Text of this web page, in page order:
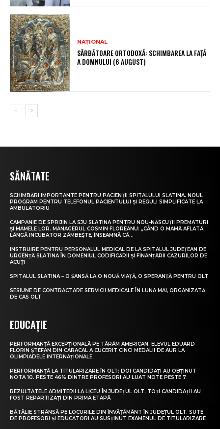
NAȚIONAL
SĂRBĂTOARE ORTODOXĂ: SCHIMBAREA LA FAȚĂ
A DOMNULUI (6 AUGUST)
SĂNĂTATE
SCHIMBĂRI IMPORTANTE PENTRU PACIENȚII SPITALULUI SLATINA. NOUL
PROGRAM PENTRU TELEFONUL PACIENTULUI ȘI REGULI SIMPLIFICATE LA
AMBULATORIU
CAMPANIE DE SPRIJIN LA SJU SLATINA PENTRU NOU-NĂSCUȚII PREMATURI
ȘI MAMELE LOR. MANAGERUL COSMIN FLOREANU: „CÂND O MAMĂ AFLATĂ
LÂNGĂ INCUBATOR ZÂMBEȘTE, ÎNSEAMNĂ CĂ...
INSTRUIRE PENTRU PERSONALUL MEDICAL DE LA SPITALUL JUDEȚEAN DE
URGENȚĂ SLATINA ÎN DOMENIUL CODIFICĂRII ȘI FINANȚĂRII CAZURILOR DE
ACUȚI
SPITALUL SLATINA – O ȘANSĂ LA O NOUĂ VIAȚĂ, O SPERANȚĂ PENTRU OLT
SESIUNE DE CONTRACTARE SERVICII MEDICALE ÎN LUNA MAI, ORGANIZATĂ
DE CAS OLT
EDUCAȚIE
PERFORMANȚĂ EXCEPȚIONALĂ PE TĂRÂM AMERICAN. ELEVUL EDUARD
FLORIN ȘTEFAN DIN CARACAL A CUCERIT CINCI MEDALII DE AUR LA
OLIMPIADELE INTERNAȚIONALE
PERFORMANȚĂ LA TITULARIZARE ÎN OLT: DOI CANDIDAȚI AU OBȚINUT
NOTA 10. PESTE 46% DINTRE PROFESORI AU LUAT NOTE PESTE 7
REZULTATELE ADMITERII LA LICEU ÎN JUDEȚUL OLT. TOȚI CANDIDAȚII AU
FOST REPARTIZAȚI DIN PRIMA ETAPĂ
BĂTĂLIE STRÂNSĂ PE LOCURILE DIN ÎNVĂȚĂMÂNT ÎN JUDEȚUL OLT. SUTE
DE PROFESORI ȘI EDUCATORI AU SUSȚINUT EXAMENUL DE TITULARIZARE